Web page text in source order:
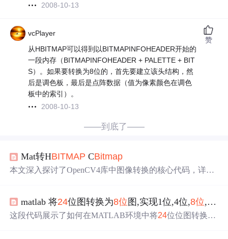
2008-10-13
vcPlayer
从HBITMAP可以得到以BITMAPINFOHEADER开始的
一段内存（BITMAPINFOHEADER + PALETTE + BIT
S）。如果要转换为8位的，首先要建立该头结构，然
后是调色板，最后是点阵数据（值为像素颜色在调色
板中的索引）。
2008-10-13
赞
——到底了——
Mat转HBITMAP CBitmap
本文深入探讨了OpenCV4库中图像转换的核心代码，详细
适用于希望深入了解OpenCV图像显示机制的开发者。
matlab 将24位图转换为8位图,实现1位,4位,8位, 24
这段代码展示了如何在MATLAB环境中将24位位图转换为